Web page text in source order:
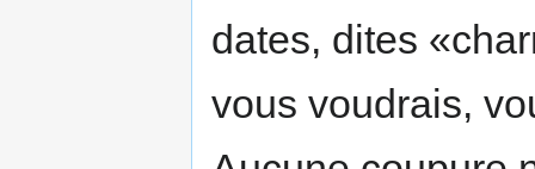
dates, dites
vous voudrais,